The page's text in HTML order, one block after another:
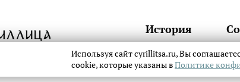
История
Используя сайт cyrillitsa.ru, Вы
cookie, которые указаны вПолитике